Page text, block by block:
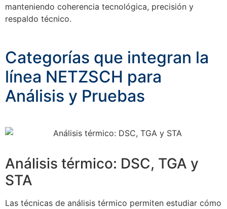
manteniendo coherencia tecnológica, precisión y
respaldo técnico.
Categorías que integran la
línea NETZSCH para
Análisis y Pruebas
Análisis térmico: DSC, TGA y
STA
Las técnicas de análisis térmico permiten estudiar cómo